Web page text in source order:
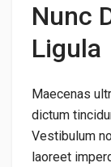
Nunc
Ligula
Maecenas
dictum
Vestibulum
laoreet